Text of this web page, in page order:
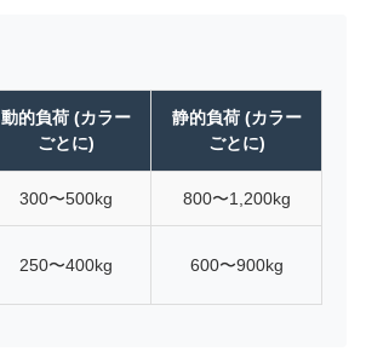
動的負荷 (カラー
ごとに)
静的負荷 (カラー
ごとに)
300〜500kg 800〜1,200kg
250〜400kg 600〜900kg